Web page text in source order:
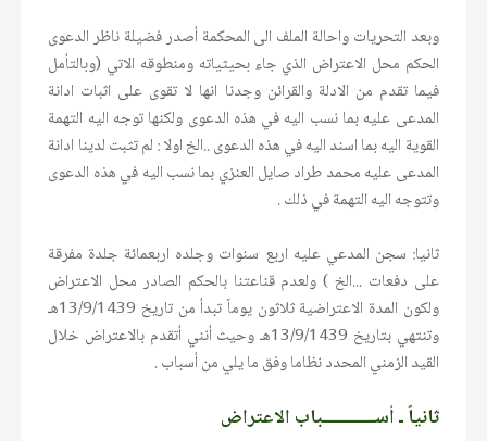
وبعد التحريات واحالة الملف الى المحكمة أصدر فضيلة ناظر الدعوى
الحكم محل الاعتراض الذي جاء بحيثياته ومنطوقه الاتي (وبالتأمل
فيما تقدم من الادلة والقرائن وجدنا انها لا تقوى على اثبات ادانة
المدعى عليه بما نسب اليه في هذه الدعوى ولكنها توجه اليه التهمة
القوية اليه بما اسند اليه في هذه الدعوى ..الخ اولا : لم تثبت لدينا ادانة
المدعى عليه محمد طراد صايل العنزي بما نسب اليه في هذه الدعوى
وتتوجه اليه التهمة في ذلك .
ثانيا: سجن المدعي عليه اربع سنوات وجلده اربعمائة جلدة مفرقة
على دفعات ...الخ ) ولعدم قناعتنا بالحكم الصادر محل الاعتراض
ولكون المدة الاعتراضية ثلاثون يوماً تبدأ من تاريخ 13/9/1439هـ
وتنتهي بتاريخ 13/9/1439هـ وحيث أنني أتقدم بالاعتراض خلال
القيد الزمني المحدد نظاما وفق ما يلي من أسباب .
ثانياً ـ أســــــــــــباب الاعتراض